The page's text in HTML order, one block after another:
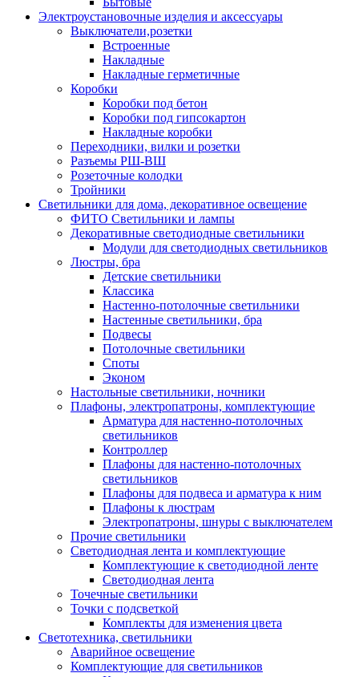
Электроустановочные изделия и аксессуары
Выключатели,розетки
Встроенные
Накладные
Накладные герметичные
Коробки
Коробки под бетон
Коробки под гипсокартон
Накладные коробки
Переходники, вилки и розетки
Разъемы РШ-ВШ
Розеточные колодки
Тройники
Светильники для дома, декоративное освещение
ФИТО Светильники и лампы
Декоративные светодиодные светильники
Модули для светодиодных светильников
Люстры, бра
Детские светильники
Классика
Настенно-потолочные светильники
Настенные светильники, бра
Подвесы
Потолочные светильники
Споты
Эконом
Настольные светильники, ночники
Плафоны, электропатроны, комплектующие
Арматура для настенно-потолочных
светильников
Контроллер
Плафоны для настенно-потолочных
светильников
Плафоны для подвеса и арматура к ним
Плафоны к люстрам
Электропатроны, шнуры с выключателем
Прочие светильники
Светодиодная лента и комплектующие
Комплектующие к светодиодной ленте
Светодиодная лента
Точечные светильники
Точки с подсветкой
Комплекты для изменения цвета
Светотехника, светильники
Аварийное освещение
Комплектующие для светильников